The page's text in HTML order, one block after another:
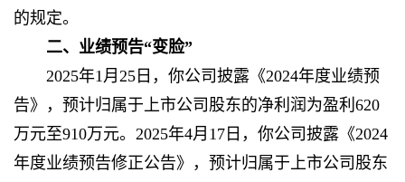
的规定。
二、业绩预告“变脸”
2025年1月25日，你公司披露《2024年度业绩预
告》，预计归属于上市公司股东的净利润为盈利620
万元至910万元。2025年4月17日，你公司披露《2024
年度业绩预告修正公告》，预计归属于上市公司股东